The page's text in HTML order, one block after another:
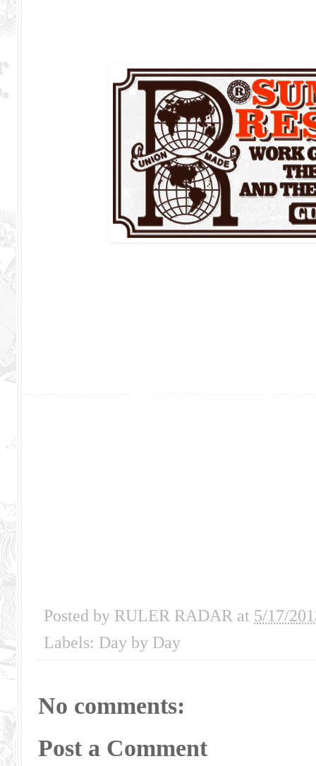
Posted by RULER RADAR at 5/17/
Labels: Day by Day
No comments:
Post a Comment